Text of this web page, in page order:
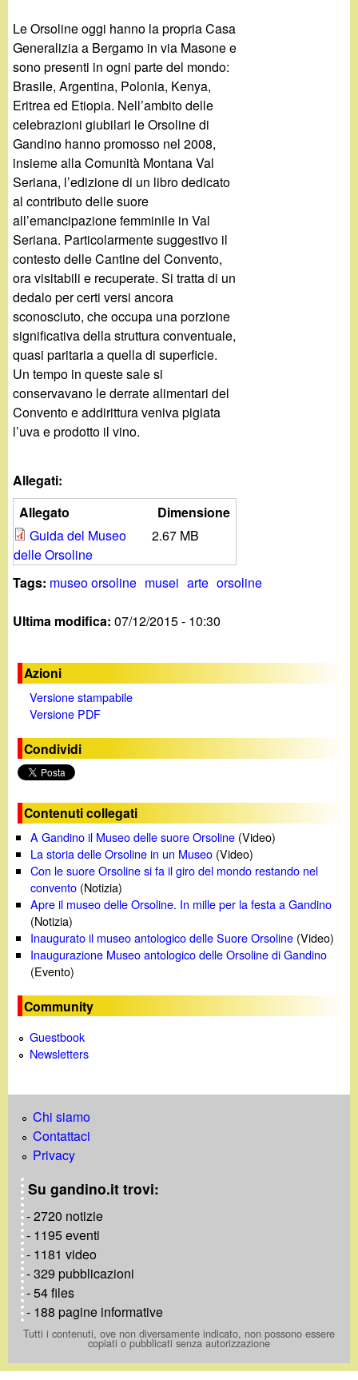
Le Orsoline oggi hanno la propria Casa
Generalizia a Bergamo in via Masone e
sono presenti in ogni parte del mondo:
Brasile, Argentina, Polonia, Kenya,
Eritrea ed Etiopia. Nell’ambito delle
celebrazioni giubilari le Orsoline di
Gandino hanno promosso nel 2008,
insieme alla Comunità Montana Val
Seriana, l’edizione di un libro dedicato
al contributo delle suore
all’emancipazione femminile in Val
Seriana. Particolarmente suggestivo il
contesto delle Cantine del Convento,
ora visitabili e recuperate. Si tratta di un
dedalo per certi versi ancora
sconosciuto, che occupa una porzione
significativa della struttura conventuale,
quasi paritaria a quella di superficie.
Un tempo in queste sale si
conservavano le derrate alimentari del
Convento e addirittura veniva pigiata
l’uva e prodotto il vino.
Allegati:
Allegato
Dimensione
Guida del Museo
delle Orsoline
2.67 MB
Tags: museo orsoline musei arte orsoline
Ultima modifica:07/12/2015 - 10:30
Azioni
Versione stampabile
Versione PDF
Condividi
Contenuti collegati
A Gandino il Museo delle suore Orsoline (Video)
La storia delle Orsoline in un Museo (Video)
Con le suore Orsoline si fa il giro del mondo restando nel
convento (Notizia)
Apre il museo delle Orsoline. In mille per la festa a Gandino
(Notizia)
Inaugurato il museo antologico delle Suore Orsoline (Video)
Inaugurazione Museo antologico delle Orsoline di Gandino
(Evento)
Community
Guestbook
Newsletters
Chi siamo
Contattaci
Privacy
Su gandino.it trovi:
- 2720 notizie
- 1195 eventi
- 1181 video
- 329 pubblicazioni
- 54 files
- 188 pagine informative
Tutti i contenuti, ove non diversamente indicato, non possono essere
copiati o pubblicati senza autorizzazione